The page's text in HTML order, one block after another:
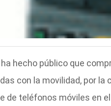
hecho público que
con la movilidad, por la
de teléfonos móviles en